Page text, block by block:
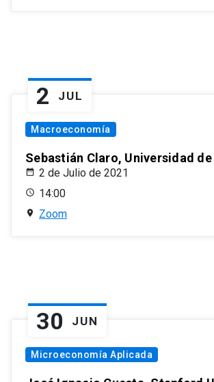
2 JUL
Macroeconomía
Sebastián Claro, Universidad
2 de Julio de 2021
14:00
Zoom
30 JUN
Microeconomía Aplicada